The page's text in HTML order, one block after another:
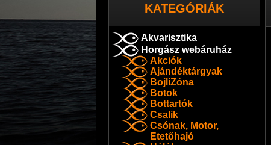
KATEGÓRIÁK
Akvarisztika
Horgász webáruház
Akciók
Ajándéktárgyak
BojliZóna
Botok
Bottartók
Csalik
Csónak, Motor,
Etetőhajó